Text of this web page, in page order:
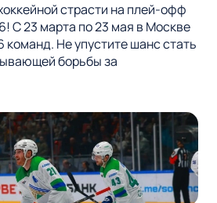
страсти на плей-офф
С 23 марта по 23 мая в Москве
команд. Не упустите шанс стать
борьбы за